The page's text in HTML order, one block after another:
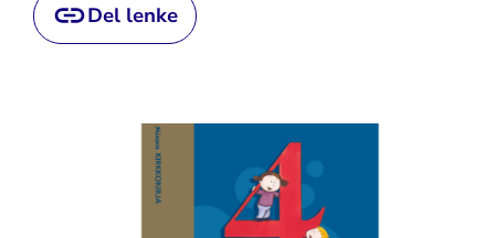
Del lenke